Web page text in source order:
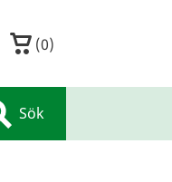
(0)
Sök